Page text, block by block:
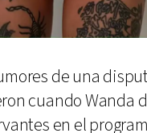
de una
cuando Wanda
en el